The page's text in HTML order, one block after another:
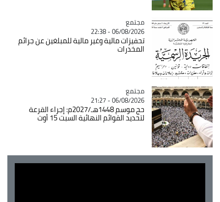
Catégorie
مجتمع
06/08/2026 - 22:38
تحفيزات مالية وغير مالية للمبلغين عن جرائم
المخدرات
Catégorie
مجتمع
06/08/2026 - 21:27
حج موسم 1448هـ/2027م: إجراء القرعة
لتحديد القوائم النهائية السبت 15 أوت